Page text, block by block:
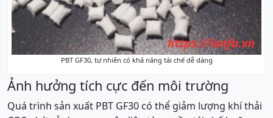
PBT GF30, tự nhiên có khả năng tái chế dễ dàng
Ảnh hưởng tích cực đến môi trường
Quá trình sản xuất PBT GF30 có thể giảm lượng khí thải